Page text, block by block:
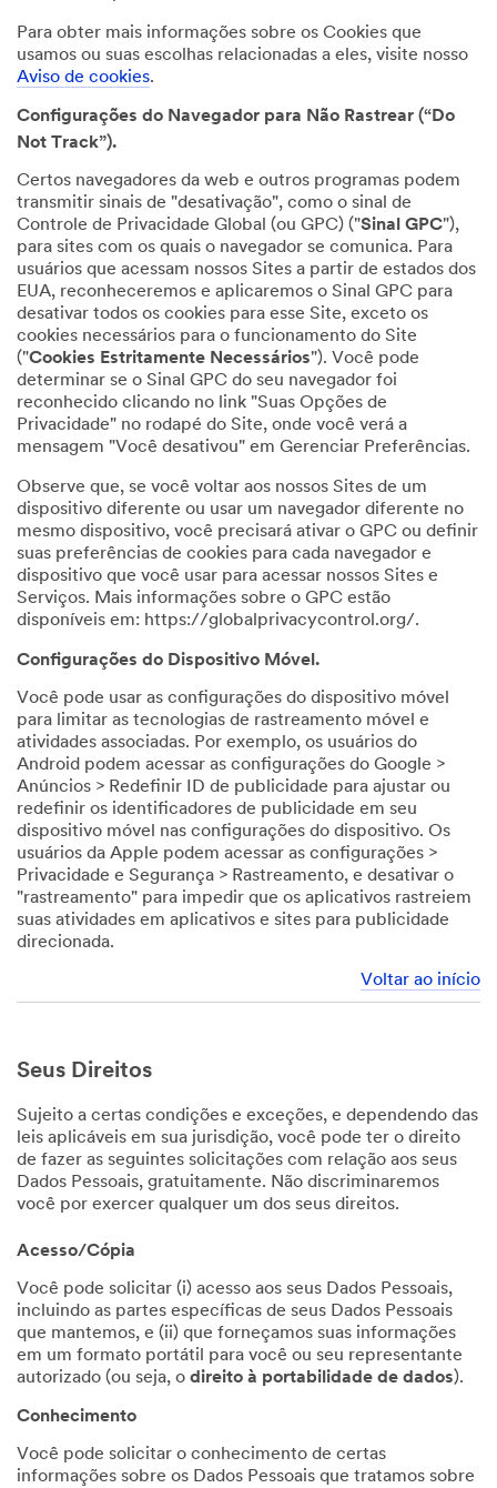
Para obter mais informações sobre os Cookies que
usamos ou suas escolhas relacionadas a eles, visite nosso
Aviso de cookies.
Configurações do Navegador para Não Rastrear (“Do
Not Track”).
Certos navegadores da web e outros programas podem
transmitir sinais de "desativação", como o sinal de
Controle de Privacidade Global (ou GPC) ("Sinal GPC"),
para sites com os quais o navegador se comunica. Para
usuários que acessam nossos Sites a partir de estados dos
EUA, reconheceremos e aplicaremos o Sinal GPC para
desativar todos os cookies para esse Site, exceto os
cookies necessários para o funcionamento do Site
("Cookies Estritamente Necessários"). Você pode
determinar se o Sinal GPC do seu navegador foi
reconhecido clicando no link "Suas Opções de
Privacidade" no rodapé do Site, onde você verá a
mensagem "Você desativou" em Gerenciar Preferências.
Observe que, se você voltar aos nossos Sites de um
dispositivo diferente ou usar um navegador diferente no
mesmo dispositivo, você precisará ativar o GPC ou definir
suas preferências de cookies para cada navegador e
dispositivo que você usar para acessar nossos Sites e
Serviços. Mais informações sobre o GPC estão
disponíveis em: https://globalprivacycontrol.org/.
Configurações do Dispositivo Móvel.
Você pode usar as configurações do dispositivo móvel
para limitar as tecnologias de rastreamento móvel e
atividades associadas. Por exemplo, os usuários do
Android podem acessar as configurações do Google >
Anúncios > Redefinir ID de publicidade para ajustar ou
redefinir os identificadores de publicidade em seu
dispositivo móvel nas configurações do dispositivo. Os
usuários da Apple podem acessar as configurações >
Privacidade e Segurança > Rastreamento, e desativar o
"rastreamento" para impedir que os aplicativos rastreiem
suas atividades em aplicativos e sites para publicidade
direcionada.
Voltar ao início
Seus Direitos
Sujeito a certas condições e exceções, e dependendo das
leis aplicáveis em sua jurisdição, você pode ter o direito
de fazer as seguintes solicitações com relação aos seus
Dados Pessoais, gratuitamente. Não discriminaremos
você por exercer qualquer um dos seus direitos.
Acesso/Cópia
Você pode solicitar (i) acesso aos seus Dados Pessoais,
incluindo as partes específicas de seus Dados Pessoais
que mantemos, e (ii) que forneçamos suas informações
em um formato portátil para você ou seu representante
autorizado (ou seja, o direito à portabilidade de dados).
Conhecimento
Você pode solicitar o conhecimento de certas
informações sobre os Dados Pessoais que tratamos sobre